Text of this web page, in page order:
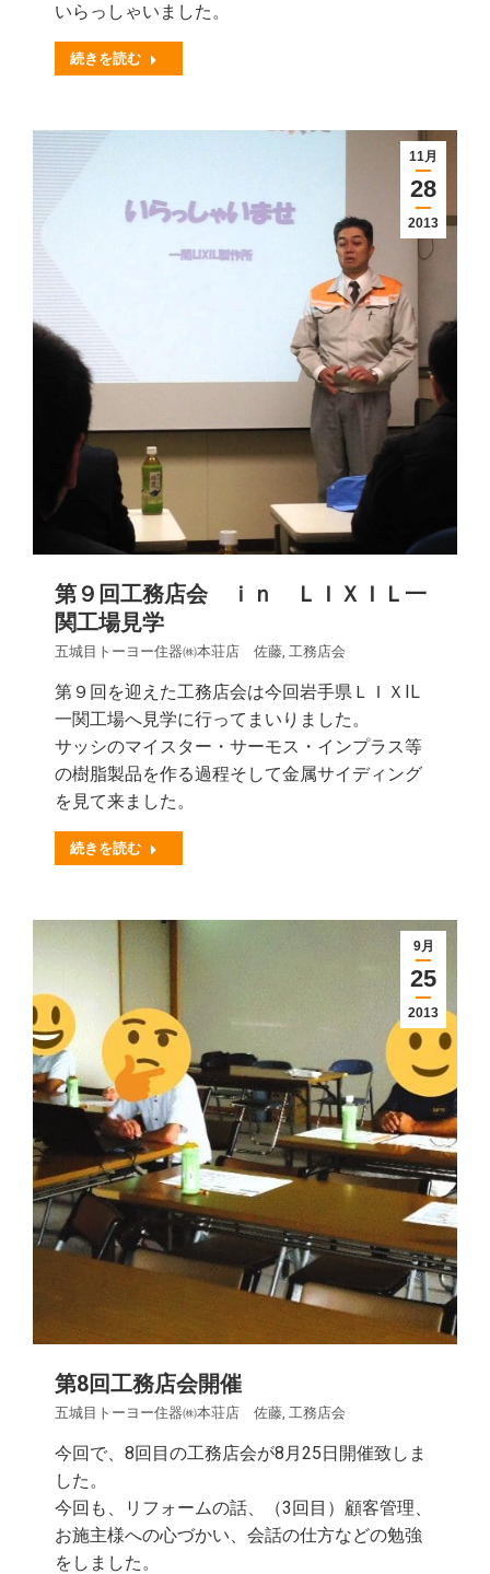
いらっしゃいました。
続きを読む
11月
28
2013
第９回工務店会 ｉｎ ＬＩＸＩＬ一
関工場見学
五城目トーヨー住器㈱本荘店 佐藤, 工務店会
第９回を迎えた工務店会は今回岩手県ＬＩＸIL
一関工場へ見学に行ってまいりました。
サッシのマイスター・サーモス・インプラス等
の樹脂製品を作る過程そして金属サイディング
を見て来ました。
続きを読む
9月
25
2013
第8回工務店会開催
五城目トーヨー住器㈱本荘店 佐藤, 工務店会
今回で、8回目の工務店会が8月25日開催致しま
した。
今回も、リフォームの話、（3回目）顧客管理、
お施主様への心づかい、会話の仕方などの勉強
をしました。